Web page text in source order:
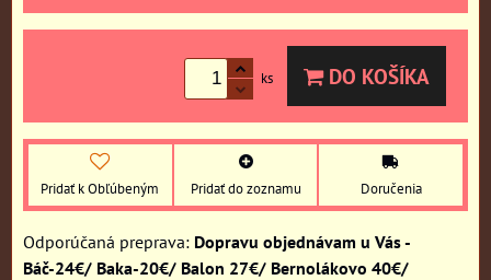
ks DO KOŠÍKA
Pridať k Obľúbeným Pridať do zoznamu Doručenia
Dopravu objednávam u Vás -
Báč-24€/ Baka-20€/ Balon 27€/ Bernolákovo 40€/